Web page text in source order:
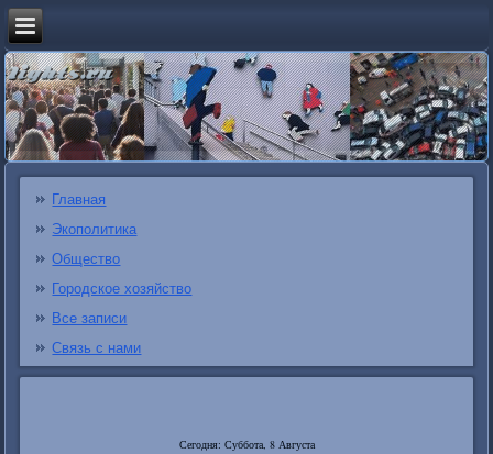
Главная
Экополитика
Общество
Городское хозяйство
Все записи
Связь с нами
Сегодня: Суббота, 8 Августа